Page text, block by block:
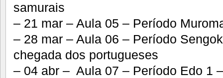
samurais
– 21 mar – Aula 05 – Período
– 28 mar – Aula 06 – Período
chegada dos portugueses
– 04 abr – Aula 07 – Período Edo 1